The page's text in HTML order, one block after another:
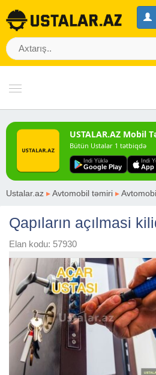
USTALAR.AZ Mobil
Bütün Ustalar 1 tətbiqdə
Indi Yüklə
Google Play
Indi
App
Ustalar.az ▸Avtomobil təmiri ▸
Qapıların açılmasi
Elan kodu: 57930